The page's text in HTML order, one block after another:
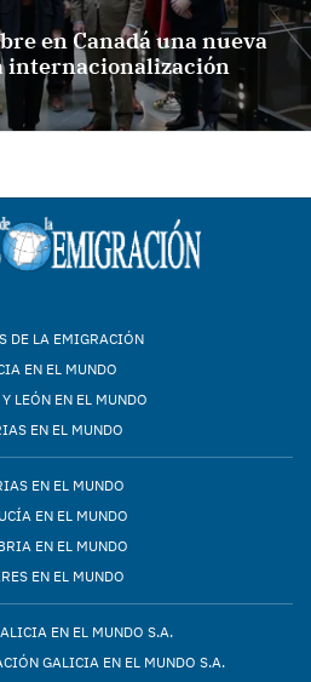
en Canadá una nueva
internacionalización
DE LA EMIGRACIÓN
EN EL MUNDO
LEÓN EN EL MUNDO
EN EL MUNDO
EN EL MUNDO
EN EL MUNDO
EN EL MUNDO
EN EL MUNDO
EN EL MUNDO S.A.
GALICIA EN EL MUNDO S.A.